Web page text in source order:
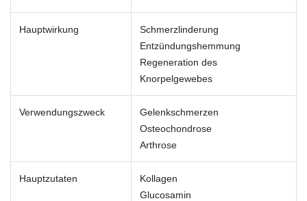
Hauptwirkung
Schmerzlinderung
Entzündungshemmung
Regeneration des
Knorpelgewebes
Verwendungszweck
Gelenkschmerzen
Osteochondrose
Arthrose
Hauptzutaten
Kollagen
Glucosamin